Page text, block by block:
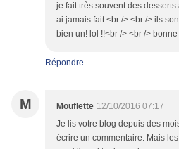
je fait très souvent des
ai jamais fait.<br /> <br /> ils
bien un! lol !!<br /> <br />
Répondre
M Mouflette 12/10/2016 07:17
Je lis votre blog depuis des
écrire un commentaire. Mais